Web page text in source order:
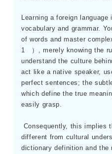
Learning a foreign
vocabulary and grammar.
of words and master
1 ）, merely knowing the
understand the culture
act like a native speaker,
perfect sentences; the
which define the true
easily grasp.
Consequently, this implies
different from cultural
dictionary definition and